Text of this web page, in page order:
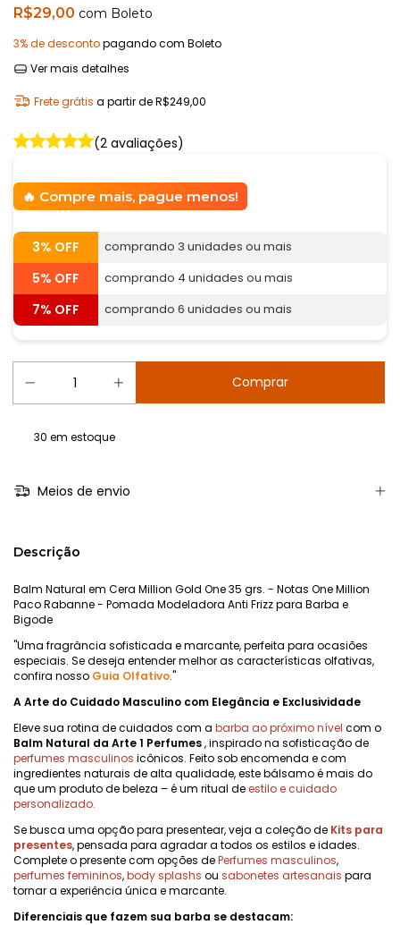
R$29,00 com Boleto
3% de descontopagando com Boleto
Ver mais detalhes
Frete grátis a partir deR$249,00
(2 avaliações)
Compre mais, pague menos!
3% OFF comprando 3 unidades ou mais
5% OFF comprando 4 unidades ou mais
7% OFF comprando 6 unidades ou mais
30 em estoque
Meios de envio
Descrição
Balm Natural em Cera Million Gold One 35 grs. - Notas One Million
Paco Rabanne - Pomada Modeladora Anti Frizz para Barba e
Bigode
"Uma fragrância sofisticada e marcante, perfeita para ocasiões
especiais. Se deseja entender melhor as características olfativas,
confira nosso Guia Olfativo."
A Arte do Cuidado Masculino com Elegância e Exclusividade
Eleve sua rotina de cuidados com a barba ao próximo nível com o
Balm Natural da Arte 1 Perfumes, inspirado na sofisticação de
perfumes masculinos icônicos. Feito sob encomenda e com
ingredientes naturais de alta qualidade, este bálsamo é mais do
que um produto de beleza – é um ritual deestilo e cuidado
personalizado.
Se busca uma opção para presentear, veja a coleção de Kits para
presentes, pensada para agradar a todos os estilos e idades.
Complete o presente com opções dePerfumes masculinos,
perfumes femininos,body splashs ou sabonetes artesanais para
tornar a experiência única e marcante.
Diferenciais que fazem sua barba se destacam: